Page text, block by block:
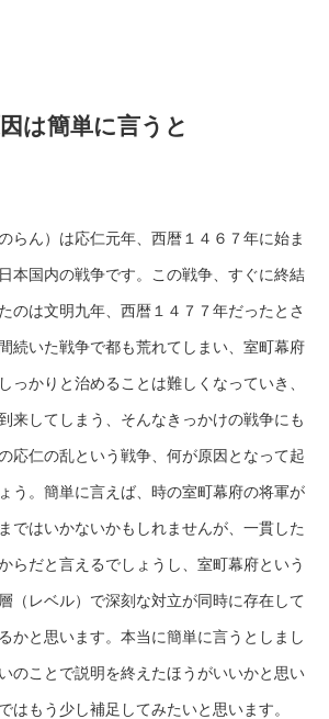
は簡単に言うと
らん）は応仁元年、西暦１４６７年に始ま
本国内の戦争です。この戦争、すぐに終結
のは文明九年、西暦１４７７年だったとさ
続いた戦争で都も荒れてしまい、室町幕府
っかりと治めることは難しくなっていき、
来してしまう、そんなきっかけの戦争にも
応仁の乱という戦争、何が原因となって起
う。簡単に言えば、時の室町幕府の将軍が
ではいかないかもしれませんが、一貫した
らだと言えるでしょうし、室町幕府という
（レベル）で深刻な対立が同時に存在して
かと思います。本当に簡単に言うとしまし
のことで説明を終えたほうがいいかと思い
はもう少し補足してみたいと思います。